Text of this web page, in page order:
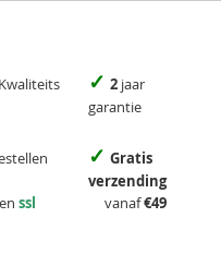
Kwaliteits
✓ 2 jaar
garantie
ssl
✓ Gratis
verzending
vanaf€49